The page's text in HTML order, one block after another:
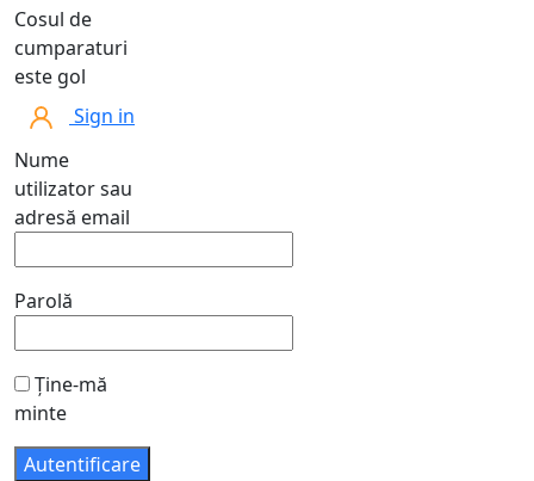
Cosul de
cumparaturi
este gol
Sign in
Nume
utilizator sau
adresă email
Parolă
Ține-mă
minte